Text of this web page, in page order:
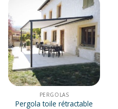
PERGOLAS
Pergola toile rétractable